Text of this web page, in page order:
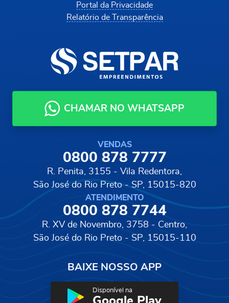
Portal da Privacidade
Relatório de Transparência
CHAMAR NO WHATSAPP
VENDAS
0800 878 7777
R. Penita, 3155 - Vila Redentora,
São José do Rio Preto - SP, 15015-820
ATENDIMENTO
0800 878 7744
R. XV de Novembro, 3758 - Centro,
São José do Rio Preto - SP, 15015-110
BAIXE NOSSO APP
Disponível na